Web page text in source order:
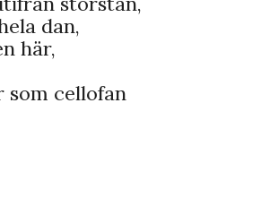
dan,
här,
som cellofan